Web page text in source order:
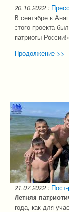
20.10.2022:
В сентябре в
этого проекта
патриоты
Продолжение >>
21.07.2022:
Летняя
года, как для